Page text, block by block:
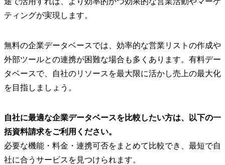
ティングが実現します。
無料の企業データベースでは、効率的な営業リストの作成や
外部ツールとの連携が困難な場合も多くあります。有料デー
タベースで、自社のリソースを最大限に活かし売上の最大化
を目指しましょう。
自社に最適な企業データベースを比較したい方は、以下の一
括資料請求をご利用ください。
必要な機能・料金・連携可否をまとめて比較でき、最短で自
社に合うサービスを見つけられます。